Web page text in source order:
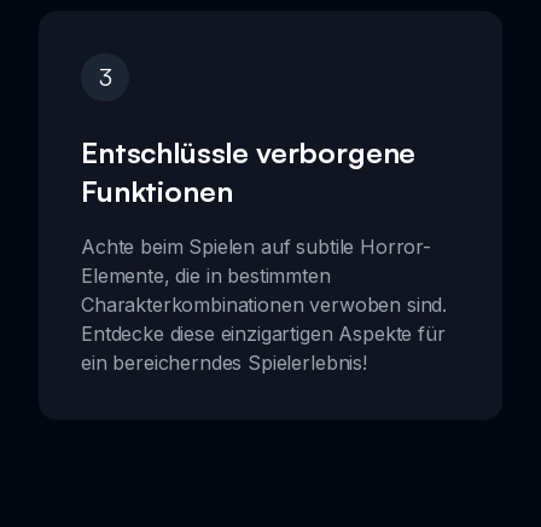
3
Entschlüssle verborgene
Funktionen
Achte beim Spielen auf subtile Horror-
Elemente, die in bestimmten
Charakterkombinationen verwoben sind.
Entdecke diese einzigartigen Aspekte für
ein bereicherndes Spielerlebnis!